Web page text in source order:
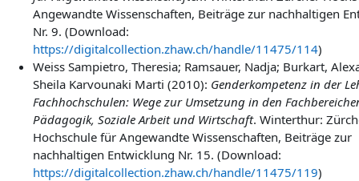
Angewandte Wissenschaften, Beiträge zur nachhaltigen
Nr. 9. (Download:
https://digitalcollection.zhaw.ch/handle/11475/114)
Weiss Sampietro, Theresia; Ramsauer, Nadja; Burkart,
Sheila Karvounaki Marti (2010): Genderkompetenz in der
Fachhochschulen: Wege zur Umsetzung in den
Pädagogik, Soziale Arbeit und Wirtschaft. Winterthur:
Hochschule für Angewandte Wissenschaften, Beiträge zur
nachhaltigen Entwicklung Nr. 15. (Download:
https://digitalcollection.zhaw.ch/handle/11475/119)